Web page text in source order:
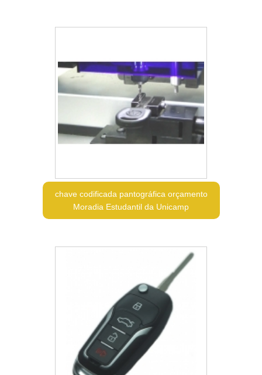
chave codificada pantográfica orçamento
Moradia Estudantil da Unicamp